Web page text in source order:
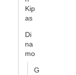
Kip
as
Di
na
mo
G